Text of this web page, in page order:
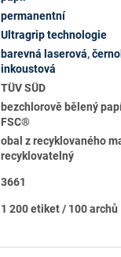
permanentní
Ultragrip technologie
barevná laserová,
inkoustová
TÜV SÜD
bezchlorově bělený
FSC®
obal z recyklovaného
recyklovatelný
3661
1 200 etiket / 100 archů